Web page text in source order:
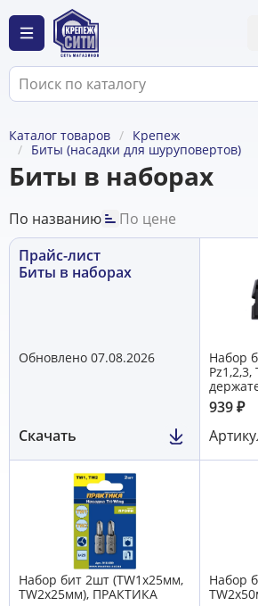
Каталог товаров
Крепеж
Биты (насадки для шуруповертов)
Биты в наборах
По названию
По цене
Прайс-лист
Биты в наборах
Обновлено 07.08.2026
Скачать
Набор
Pz1,2,3,
939₽
Набор бит 2шт (TW1х25мм,
TW2х25мм), ПРАКТИКА
Набор